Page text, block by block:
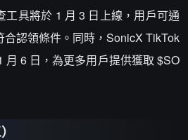
工具將於 1 月 3 日上線，用戶可通
認領條件。同時，SonicX TikTok
月 6 日，為更多用戶提供獲取 $SO